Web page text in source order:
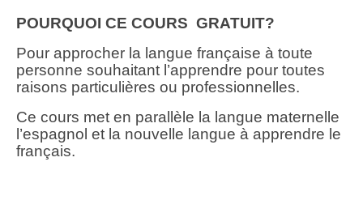
POURQUOI CE COURS GRATUIT?
Pour approcher la langue française à toute
personne souhaitant l’apprendre pour toutes
raisons particulières ou professionnelles.
Ce cours met en parallèle la langue maternelle
l’espagnol et la nouvelle langue à apprendre le
français.